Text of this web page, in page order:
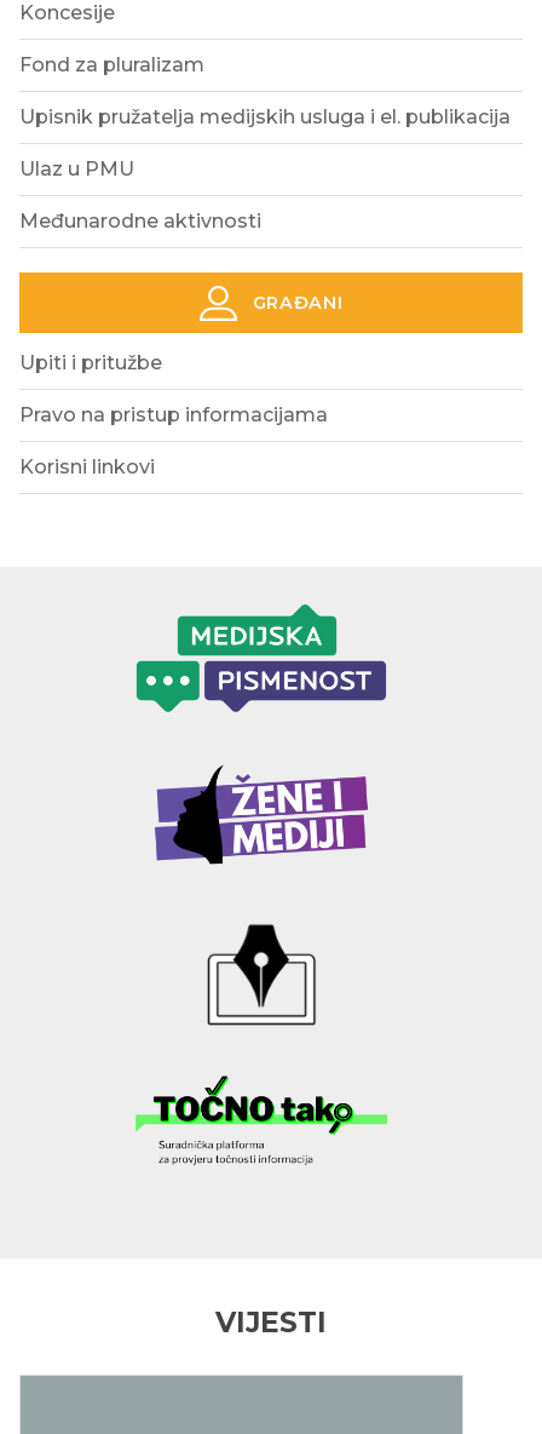
Koncesije
Fond za pluralizam
Upisnik pružatelja medijskih usluga i el. publikacija
Ulaz u PMU
Međunarodne aktivnosti
GRAĐANI
Upiti i pritužbe
Pravo na pristup informacijama
Korisni linkovi
VIJESTI